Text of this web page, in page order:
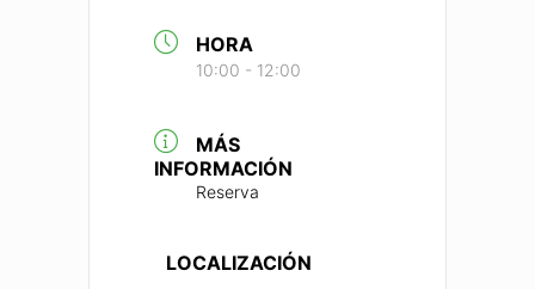
HORA
10:00 - 12:00
MÁS
INFORMACIÓN
Reserva
LOCALIZACIÓN